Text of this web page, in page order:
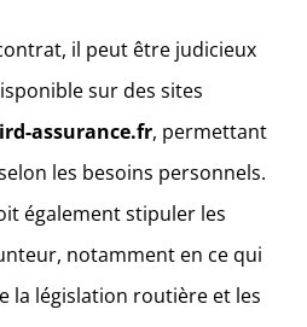
il peut être judicieux
sur des sites
assurance.fr, permettant
les besoins personnels.
également stipuler les
notamment en ce qui
la législation routière et les